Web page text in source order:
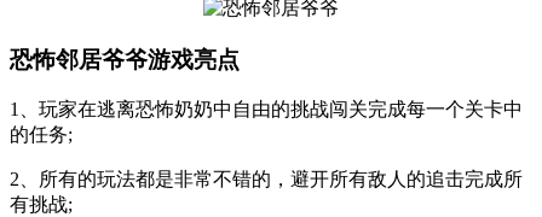
恐怖邻居爷爷游戏亮点
1、玩家在逃离恐怖奶奶中自由的挑战闯关完成每一个关卡中
的任务;
2、所有的玩法都是非常不错的，避开所有敌人的追击完成所
有挑战;